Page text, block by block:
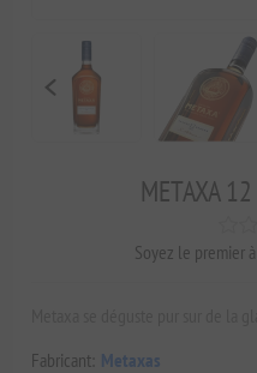
METAXA
Soyez le premier
Fabricant: Metaxas